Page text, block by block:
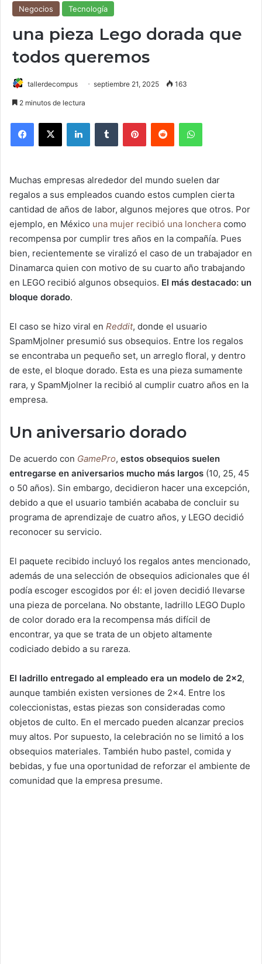
Negocios Tecnología
una pieza Lego dorada que
todos queremos
tallerdecompus septiembre 21, 2025 163
2 minutos de lectura
Muchas empresas alrededor del mundo suelen dar
regalos a sus empleados cuando estos cumplen cierta
cantidad de años de labor, algunos mejores que otros. Por
ejemplo, en México una mujer recibió una lonchera como
recompensa por cumplir tres años en la compañía. Pues
bien, recientemente se viralizó el caso de un trabajador en
Dinamarca quien con motivo de su cuarto año trabajando
en LEGO recibió algunos obsequios. El más destacado: un
bloque dorado.
El caso se hizo viral en Reddit, donde el usuario
SpamMjolner presumió sus obsequios. Entre los regalos
se encontraba un pequeño set, un arreglo floral, y dentro
de este, el bloque dorado. Esta es una pieza sumamente
rara, y SpamMjolner la recibió al cumplir cuatro años en la
empresa.
Un aniversario dorado
De acuerdo con GamePro, estos obsequios suelen
entregarse en aniversarios mucho más largos (10, 25, 45
o 50 años). Sin embargo, decidieron hacer una excepción,
debido a que el usuario también acababa de concluir su
programa de aprendizaje de cuatro años, y LEGO decidió
reconocer su servicio.
El paquete recibido incluyó los regalos antes mencionado,
además de una selección de obsequios adicionales que él
podía escoger escogidos por él: el joven decidió llevarse
una pieza de porcelana. No obstante, ladrillo LEGO Duplo
de color dorado era la recompensa más difícil de
encontrar, ya que se trata de un objeto altamente
codiciado debido a su rareza.
El ladrillo entregado al empleado era un modelo de 2×2,
aunque también existen versiones de 2×4. Entre los
coleccionistas, estas piezas son consideradas como
objetos de culto. En el mercado pueden alcanzar precios
muy altos. Por supuesto, la celebración no se limitó a los
obsequios materiales. También hubo pastel, comida y
bebidas, y fue una oportunidad de reforzar el ambiente de
comunidad que la empresa presume.